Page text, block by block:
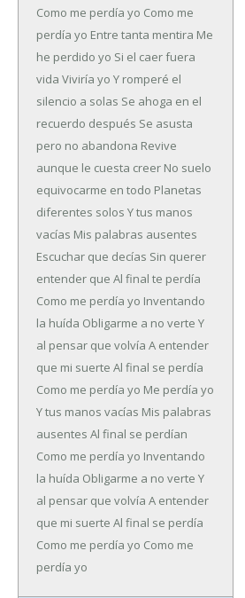
Como me perdía yo Como me
perdía yo Entre tanta mentira Me
he perdido yo Si el caer fuera
vida Viviría yo Y romperé el
silencio a solas Se ahoga en el
recuerdo después Se asusta
pero no abandona Revive
aunque le cuesta creer No suelo
equivocarme en todo Planetas
diferentes solos Y tus manos
vacías Mis palabras ausentes
Escuchar que decías Sin querer
entender que Al final te perdía
Como me perdía yo Inventando
la huída Obligarme a no verte Y
al pensar que volvía A entender
que mi suerte Al final se perdía
Como me perdía yo Me perdía yo
Y tus manos vacías Mis palabras
ausentes Al final se perdían
Como me perdía yo Inventando
la huída Obligarme a no verte Y
al pensar que volvía A entender
que mi suerte Al final se perdía
Como me perdía yo Como me
perdía yo